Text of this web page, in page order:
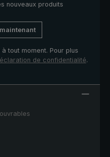
nouveaux produits
tout moment. Pour plus
de confidentialité.